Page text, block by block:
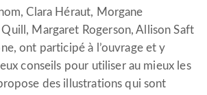
Clara Héraut, Morgane
Margaret Rogerson, Allison Saft
ont participé à l’ouvrage et y
conseils pour utiliser au mieux les
des illustrations qui sont